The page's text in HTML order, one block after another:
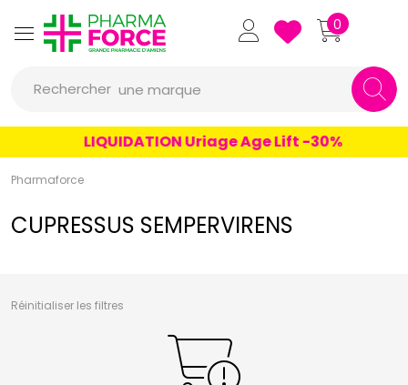
Pharmaforce Grande Pharmacie
0
Rechercher
un conseil
un produit
une marque
LIQUIDATION Uriage Age Lift -30%
Pharmaforce
CUPRESSUS SEMPERVIRENS
Réinitialiser les filtres